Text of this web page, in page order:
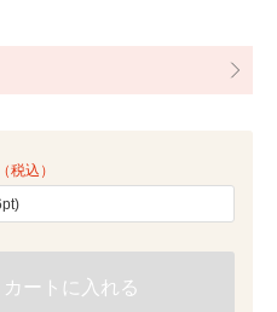
（税込）
カートに入れる